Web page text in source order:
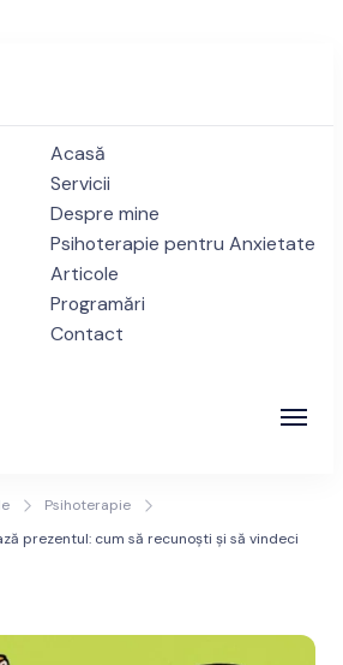
anxietate București
viitor cu încredere
Acasă
Servicii
Despre mine
Psihoterapie pentru Anxietate
Articole
Programări
Contact
Ștefan – Drumul
viitor cu încredere
Psihoterapie
prezentul: cum să recunoști și să vindeci